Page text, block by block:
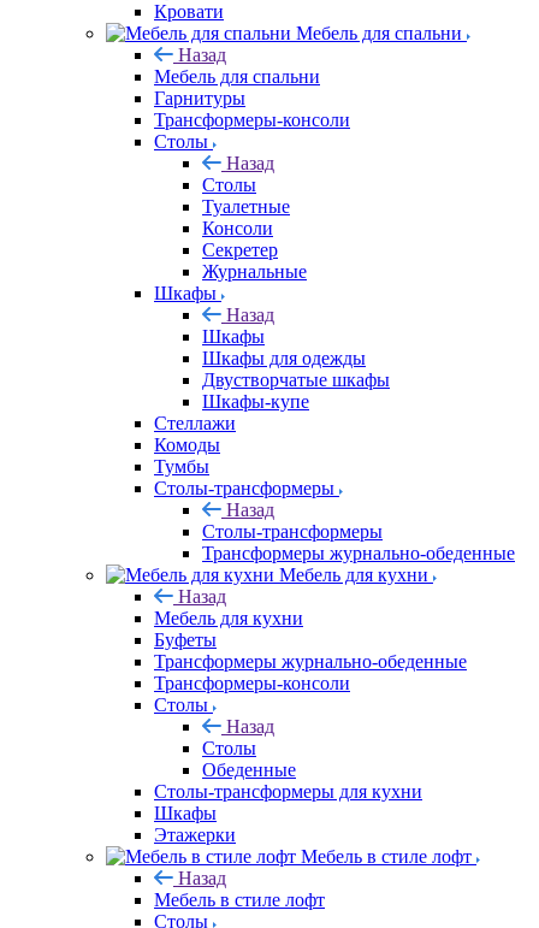
Кровати
Мебель для спальни
Назад
Мебель для спальни
Гарнитуры
Трансформеры-консоли
Столы
Назад
Столы
Туалетные
Консоли
Секретер
Журнальные
Шкафы
Назад
Шкафы
Шкафы для одежды
Двустворчатые шкафы
Шкафы-купе
Стеллажи
Комоды
Тумбы
Столы-трансформеры
Назад
Столы-трансформеры
Трансформеры журнально-обеденные
Мебель для кухни
Назад
Мебель для кухни
Буфеты
Трансформеры журнально-обеденные
Трансформеры-консоли
Столы
Назад
Столы
Обеденные
Столы-трансформеры для кухни
Шкафы
Этажерки
Мебель в стиле лофт
Назад
Мебель в стиле лофт
Столы